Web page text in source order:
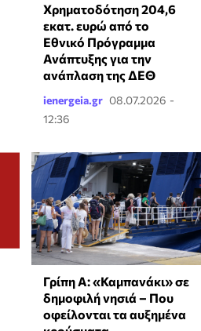
Χρηματοδότηση 204,6
εκατ. ευρώ από το
Εθνικό Πρόγραμμα
Ανάπτυξης για την
ανάπλαση της ΔΕΘ
ienergeia.gr 08.07.2026 -
12:36
Γρίπη Α: «Καμπανάκι» σε
δημοφιλή νησιά – Που
οφείλονται τα αυξημένα